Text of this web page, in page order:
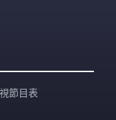
節目表